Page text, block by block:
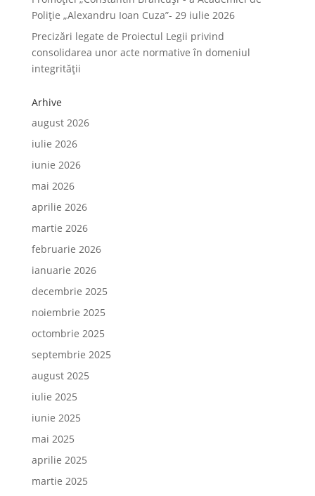
Poliție „Alexandru Ioan Cuza”- 29 iulie 2026
Precizări legate de Proiectul Legii privind
consolidarea unor acte normative în domeniul
integrității
Arhive
august 2026
iulie 2026
iunie 2026
mai 2026
aprilie 2026
martie 2026
februarie 2026
ianuarie 2026
decembrie 2025
noiembrie 2025
octombrie 2025
septembrie 2025
august 2025
iulie 2025
iunie 2025
mai 2025
aprilie 2025
martie 2025